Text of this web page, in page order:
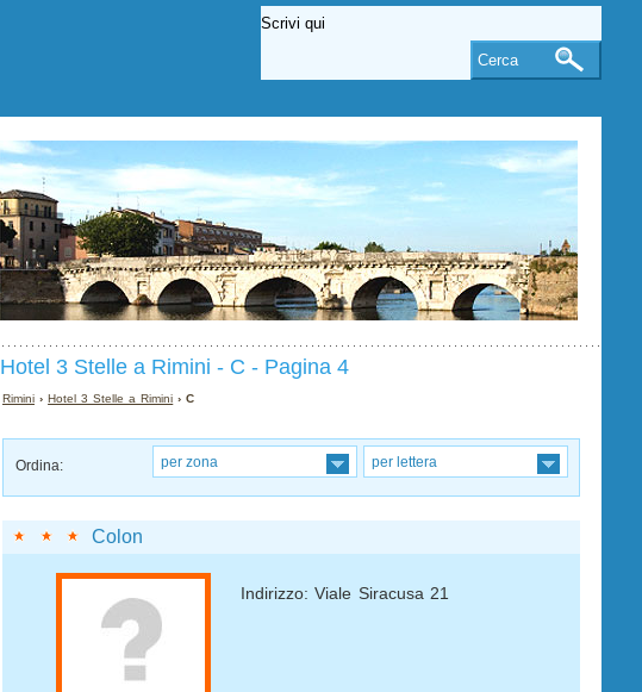
Hotel 3 Stelle a Rimini - C - Pagina 4
Rimini ›Hotel 3 Stelle a Rimini › C
Ordina: per zona per lettera
Colon
Indirizzo: Viale Siracusa 21
Cerca